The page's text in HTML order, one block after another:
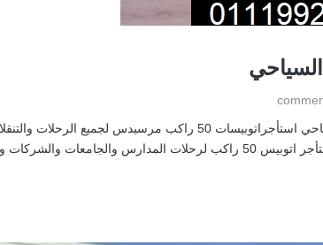
الاسعار من شركه ليموزين نصار في القاهره بالتالي استأجر اتوبيس